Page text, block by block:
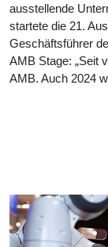
ausstellende
startete die 21.
Geschäftsführer
AMB Stage: „Seit
AMB. Auch 2024